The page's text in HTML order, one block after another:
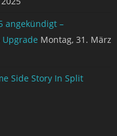
angekündigt –
Montag, 31. März
Side Story In Split